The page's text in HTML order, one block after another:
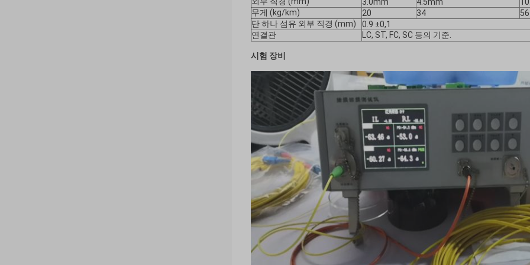
무게 (kg/km)
20 34
56
단 하나 섬유 외부 직경 (mm)
0.9 ±0,1
연결관
LC, ST, FC, SC 등의 기준.
시험 장비